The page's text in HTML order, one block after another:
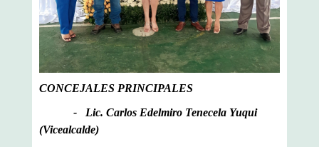
CONCEJALES PRINCIPALES
- Lic. Carlos Edelmiro Tenecela Yuqui
(Vicealcalde)